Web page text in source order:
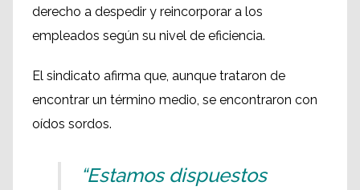
derecho a despedir y reincorporar a los
empleados según su nivel de eficiencia.
El sindicato afirma que, aunque trataron de
encontrar un término medio, se encontraron con
oídos sordos.
“Estamos dispuestos